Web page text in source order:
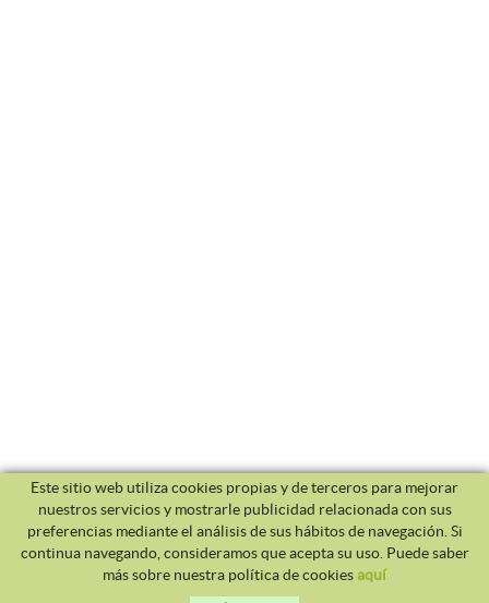
Este sitio web utiliza cookies propias y de terceros para mejorar
nuestros servicios y mostrarle publicidad relacionada con sus
preferencias mediante el análisis de sus hábitos de navegación. Si
continua navegando, consideramos que acepta su uso. Puede saber
más sobre nuestra política de cookiesaquí